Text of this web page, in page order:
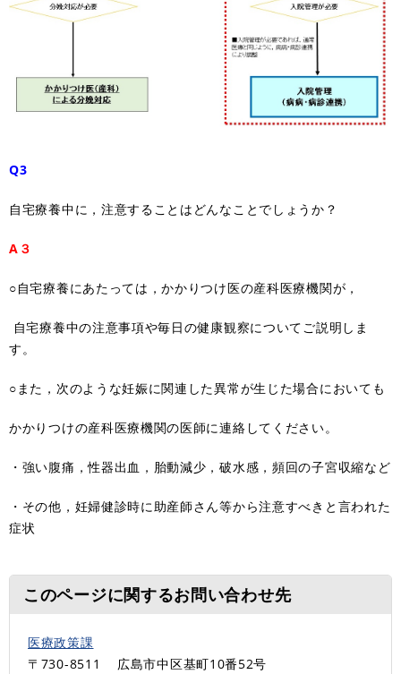
Q3
自宅療養中に，注意することはどんなことでしょうか？
A３
○自宅療養にあたっては，かかりつけ医の産科医療機関が，
自宅療養中の注意事項や毎日の健康観察についてご説明しま
す。
○また，次のような妊娠に関連した異常が生じた場合においても
かかりつけの産科医療機関の医師に連絡してください。
・強い腹痛，性器出血，胎動減少，破水感，頻回の子宮収縮など
・その他，妊婦健診時に助産師さん等から注意すべきと言われた
症状
このページに関するお問い合わせ先
医療政策課
〒730-8511
広島市中区基町10番52号